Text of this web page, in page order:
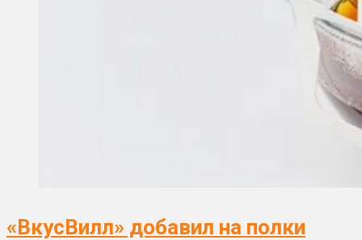
«ВкусВилл» добавил на полки